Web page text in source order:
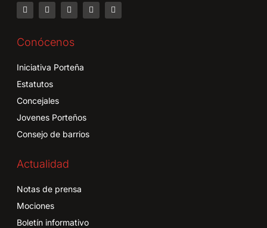
Conócenos
Iniciativa Porteña
Estatutos
Concejales
Jovenes Porteños
Consejo de barrios
Actualidad
Notas de prensa
Mociones
Boletín informativo